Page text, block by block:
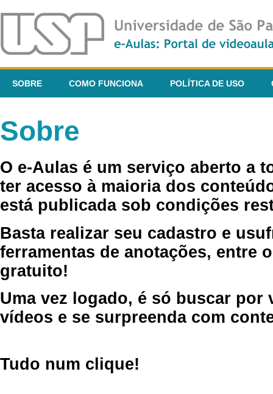
SOBRE COMO FUNCIONA POLÍTICA DE USO
Sobre
O e-Aulas é um serviço aberto a
ter acesso à maioria dos
está publicada sob condições
Basta realizar seu cadastro e
ferramentas de anotações, entre
gratuito!
Uma vez logado, é só buscar por
vídeos e se surpreenda com
Tudo num clique!